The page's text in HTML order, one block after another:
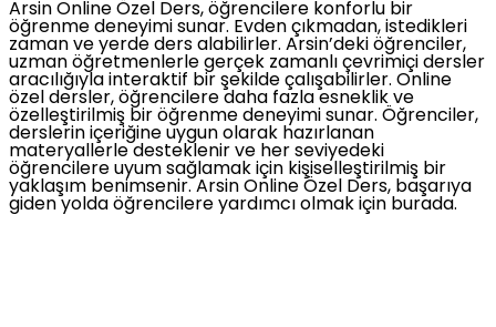
Arsin Online Özel Ders, öğrencilere konforlu bir
öğrenme deneyimi sunar. Evden çıkmadan, istedikleri
zaman ve yerde ders alabilirler. Arsin’deki öğrenciler,
uzman öğretmenlerle gerçek zamanlı çevrimiçi dersler
aracılığıyla interaktif bir şekilde çalışabilirler. Online
özel dersler, öğrencilere daha fazla esneklik ve
özelleştirilmiş bir öğrenme deneyimi sunar. Öğrenciler,
derslerin içeriğine uygun olarak hazırlanan
materyallerle desteklenir ve her seviyedeki
öğrencilere uyum sağlamak için kişiselleştirilmiş bir
yaklaşım benimsenir. Arsin Online Özel Ders, başarıya
giden yolda öğrencilere yardımcı olmak için burada.